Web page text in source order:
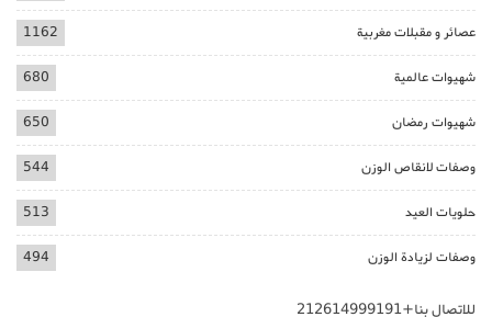
عصائر و مقبلات مغربية 1162
شهيوات عالمية 680
شهيوات رمضان 650
وصفات لانقاص الوزن 544
حلويات العيد 513
وصفات لزيادة الوزن 494
للاتصال بنا+212614999191